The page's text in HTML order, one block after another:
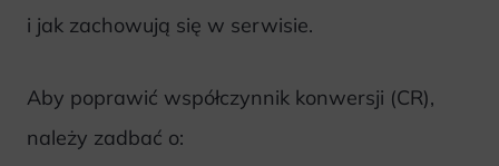
i jak zachowują się w serwisie.
Aby poprawić współczynnik konwersji (CR),
należy zadbać o: